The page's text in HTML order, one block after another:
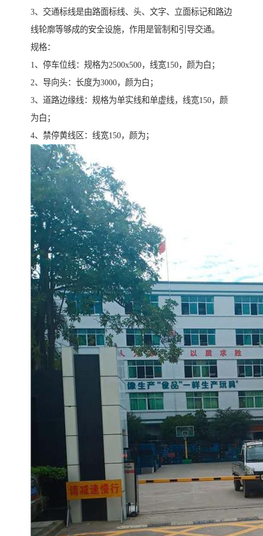
3、交通标线是由路面标线、头、文字、立面标记和路边
线轮廓等够成的安全设施，作用是管制和引导交通。
规格：
1、停车位线：规格为2500x500，线宽150，颜为白；
2、导向头：长度为3000，颜为白；
3、道路边缘线：规格为单实线和单虚线，线宽150，颜
为白；
4、禁停黄线区：线宽150，颜为；